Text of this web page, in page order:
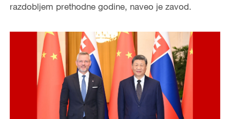
razdobljem prethodne godine, naveo je zavod.